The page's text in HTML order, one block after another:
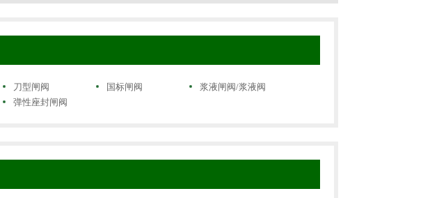
刀型闸阀 国标闸阀
浆液闸阀/浆液阀
弹性座封闸阀